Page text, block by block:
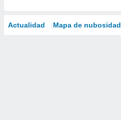
Actualidad Mapa de nubosidad